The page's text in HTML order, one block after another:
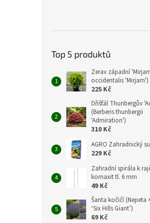
Top 5 produktů
Zerav západní
occidentalis 'Mirjam')
225 Kč
Dřišťál Thunbergův
(Berberis thunbergii
'Admiration')
310 Kč
AGRO Zahradnický
229 Kč
Zahradní spirála k
komaxit tl. 6 mm
49 Kč
Šanta kočičí (Nepeta
‘Six Hills Giant’)
69 Kč